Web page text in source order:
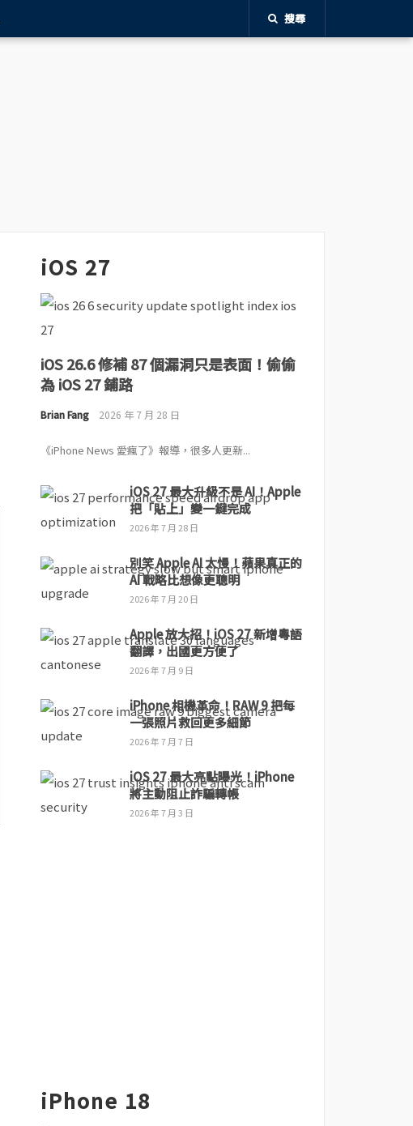
搜尋
iOS 27
iOS 26.6 修補 87 個漏洞只是表面！偷偷
為 iOS 27 鋪路
Brian Fang 2026 年 7 月 28 日
《iPhone News 愛瘋了》報導，很多人更新...
iOS 27 最大升級不是 AI！Apple
把「貼上」變一鍵完成
2026 年 7 月 28 日
別笑 Apple AI 太慢！蘋果真正的
AI 戰略比想像更聰明
2026 年 7 月 20 日
Apple 放大招！iOS 27 新增粵語
翻譯，出國更方便了
2026 年 7 月 9 日
iPhone 相機革命！RAW 9 把每
一張照片救回更多細節
2026 年 7 月 7 日
iOS 27 最大亮點曝光！iPhone
將主動阻止詐騙轉帳
2026 年 7 月 3 日
iPhone 18